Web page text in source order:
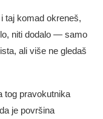
taj komad okreneš,
niti dodalo — samo
ali više ne gledaš
tog pravokutnika
je površina